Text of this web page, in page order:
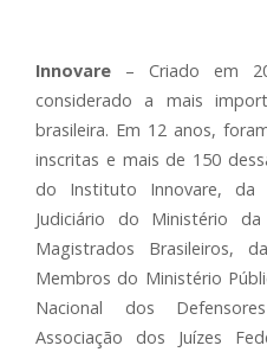
Innovare – Criado em
considerado a mais
brasileira. Em 12 anos,
inscritas e mais de 150
do Instituto Innovare, da
Judiciário do Ministério
Magistrados Brasileiros,
Membros do Ministério
Nacional dos
Associação dos Juízes